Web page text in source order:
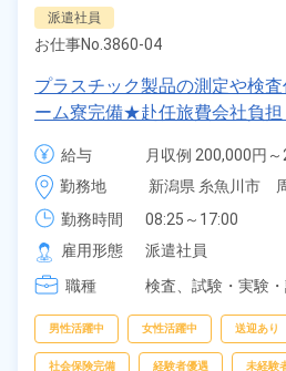
派遣社員
お仕事No. 3860-04
プラスチック製品の測定や検
ーム寮完備★赴任旅費会社負
躍中！便利な日払い制度あり
日勤専属で生活リズムも安定◎
《新潟県糸魚川市》
給与
月収例 200,000円
時給 1,200円～
勤務地
新潟県 糸魚川市　
勤務時間
08:25～17:00
雇用形態
派遣社員
職種
検査、 試験・実験・
男性活躍中 女性活躍中 送迎あり
社会保険完備 経験者優遇 未経験